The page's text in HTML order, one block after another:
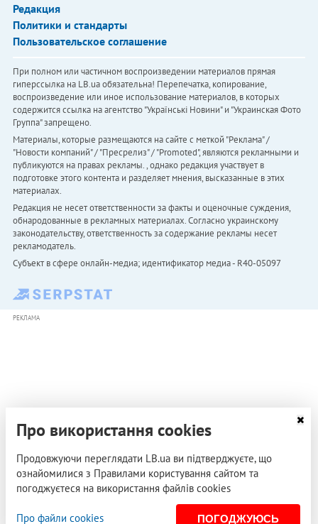
Редакция
Политики и стандарты
Пользовательское соглашение
При полном или частичном воспроизведении материалов прямая
гиперссылка на LB.ua обязательна! Перепечатка, копирование,
воспроизведение или иное использование материалов, в которых
содержится ссылка на агентство "Українськi Новини" и "Украинская Фото
Группа" запрещено.
Материалы, которые размещаются на сайте с меткой "Реклама" /
"Новости компаний" / "Пресрелиз" / "Promoted", являются рекламными и
публикуются на правах рекламы. , однако редакция участвует в
подготовке этого контента и разделяет мнения, высказанные в этих
материалах.
Редакция не несет ответственности за факты и оценочные суждения,
обнародованные в рекламных материалах. Согласно украинскому
законодательству, ответственность за содержание рекламы несет
рекламодатель.
Субъект в сфере онлайн-медиа; идентификатор медиа - R40-05097
РЕКЛАМА
Про використання cookies
Продовжуючи переглядати LB.ua ви підтверджуєте, що
ознайомилися з Правилами користування сайтом та
погоджуєтеся на використання файлів cookies
Про файли cookies ПОГОДЖУЮСЬ